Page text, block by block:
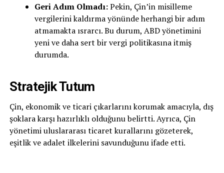
Geri Adım Olmadı:Pekin, Çin’in misilleme
vergilerini kaldırma yönünde herhangi bir adım
atmamakta ısrarcı. Bu durum, ABD yönetimini
yeni ve daha sert bir vergi politikasına itmiş
durumda.
Stratejik Tutum
Çin, ekonomik ve ticari çıkarlarını korumak amacıyla, dış
şoklara karşı hazırlıklı olduğunu belirtti. Ayrıca, Çin
yönetimi uluslararası ticaret kurallarını gözeterek,
eşitlik ve adalet ilkelerini savunduğunu ifade etti.